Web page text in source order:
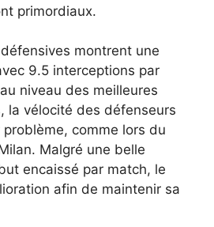
primordiaux.
montrent une
9.5 interceptions par
niveau des meilleures
la vélocité des défenseurs
comme lors du
Malgré une belle
encaissé par match, le
afin de maintenir sa